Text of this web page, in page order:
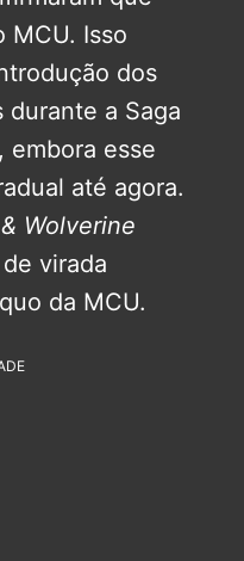
MCU. Isso
dos
durante a Saga
embora esse
até agora.
Wolverine
virada
da MCU.